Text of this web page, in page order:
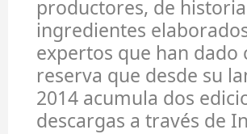
productores, de
ingredientes
expertos que han
reserva que desde su
2014 acumula dos
descargas a través de